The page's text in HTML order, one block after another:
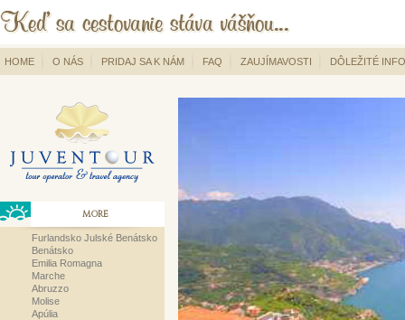
HOME O NÁS PRIDAJ SA K NÁM FAQ ZAUJÍMAVOSTI DÔLEŽITÉ
MORE
Furlandsko Julské Benátsko
Benátsko
Emilia Romagna
Marche
Abruzzo
Molise
Apúlia